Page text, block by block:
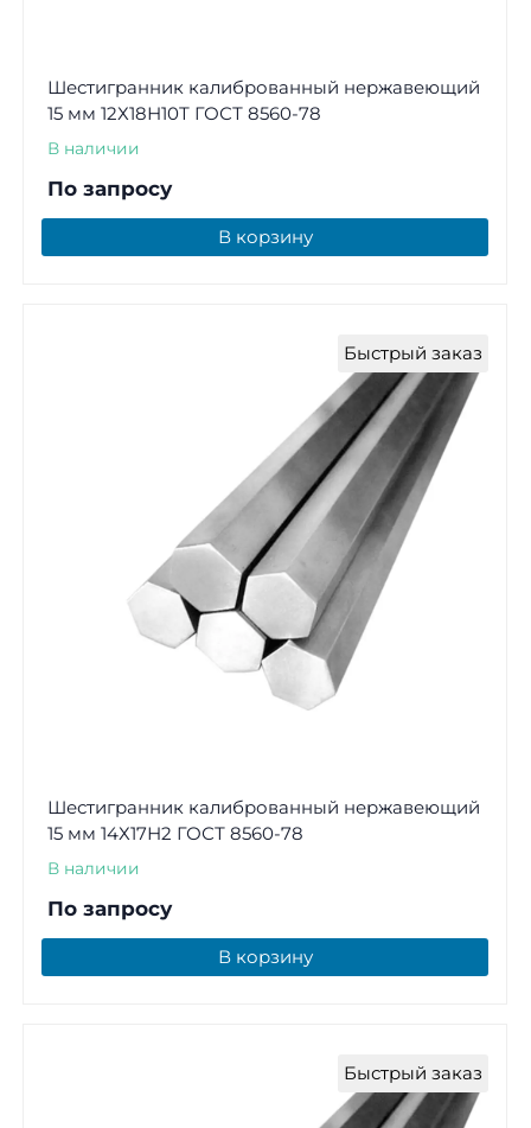
Шестигранник калиброванный нержавеющий
15 мм 12Х18Н10Т ГОСТ 8560-78
В наличии
По запросу
В корзину
Быстрый заказ
Шестигранник калиброванный нержавеющий
15 мм 14Х17Н2 ГОСТ 8560-78
В наличии
По запросу
В корзину
Быстрый заказ